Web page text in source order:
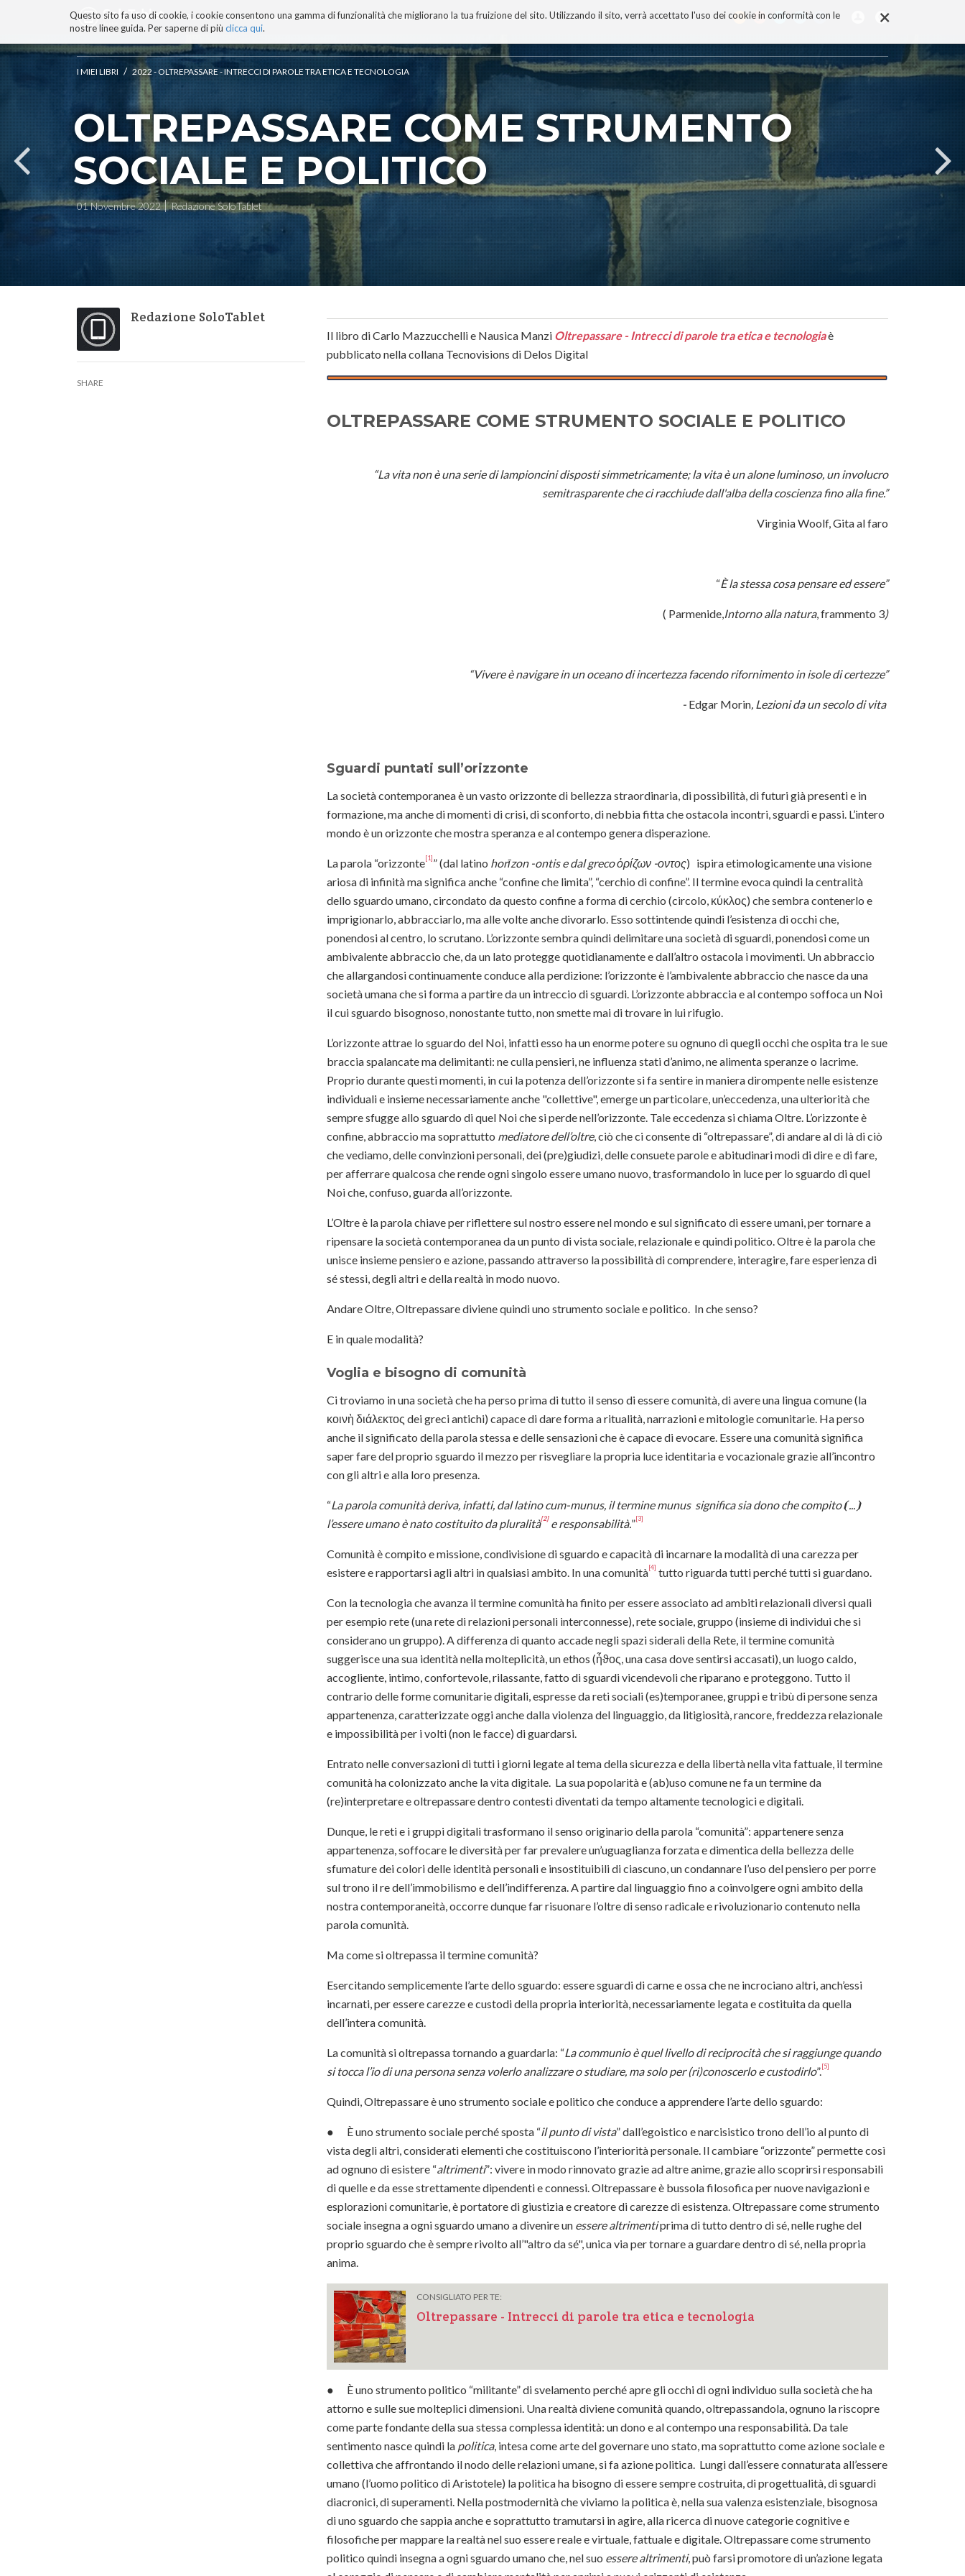
×
Questo sito fa uso di cookie, i cookie consentono una gamma di funzionalità che migliorano la tua fruizione del sito. Utilizzando il sito, verrà accettato l'uso dei cookie in conformità con le
nostre linee guida. Per saperne di più clicca qui.
BLOG TECNOCONSAPEVOLEZZA TECNOBIBLIOGRAFIA I MIEI LIBRI PROGETTO
ai
contenuti.
alla
navigazione
I MIEI LIBRI / 2022 - OLTREPASSARE - INTRECCI DI PAROLE TRA ETICA E TECNOLOGIA
OLTREPASSARE COME STRUMENTO
SOCIALE E POLITICO
01 Novembre 2022 Redazione SoloTablet
Redazione SoloTablet
SHARE
Il libro di Carlo Mazzucchelli e Nausica Manzi Oltrepassare - Intrecci di parole tra etica e tecnologiaè
pubblicato nella collana Tecnovisions di Delos Digital
OLTREPASSARE COME STRUMENTO SOCIALE E POLITICO
“La vita non è una serie di lampioncini disposti simmetricamente; la vita è un alone luminoso, un involucro
semitrasparente che ci racchiude dall'alba della coscienza fino alla fine.”
Virginia Woolf, Gita al faro
“È la stessa cosa pensare ed essere”
( Parmenide,Intorno alla natura, frammento 3)
“Vivere è navigare in un oceano di incertezza facendo rifornimento in isole di certezze”
- Edgar Morin, Lezioni da un secolo di vita
Sguardi puntati sull’orizzonte
La società contemporanea è un vasto orizzonte di bellezza straordinaria, di possibilità, di futuri già presenti e in
formazione, ma anche di momenti di crisi, di sconforto, di nebbia fitta che ostacola incontri, sguardi e passi. L’intero
mondo è un orizzonte che mostra speranza e al contempo genera disperazione.
La parola “orizzonte[1]” (dal latino horīzon -ontis e dal grecoὁρίζων -οντος) ispira etimologicamente una visione
ariosa di infinità ma significa anche “confine che limita”, “cerchio di confine”. Il termine evoca quindi la centralità
dello sguardo umano, circondato da questo confine a forma di cerchio (circolo, κύκλος) che sembra contenerlo e
imprigionarlo, abbracciarlo, ma alle volte anche divorarlo. Esso sottintende quindi l’esistenza di occhi che,
ponendosi al centro, lo scrutano. L’orizzonte sembra quindi delimitare una società di sguardi, ponendosi come un
ambivalente abbraccio che, da un lato protegge quotidianamente e dall’altro ostacola i movimenti. Un abbraccio
che allargandosi continuamente conduce alla perdizione: l’orizzonte è l’ambivalente abbraccio che nasce da una
società umana che si forma a partire da un intreccio di sguardi. L’orizzonte abbraccia e al contempo soffoca un Noi
il cui sguardo bisognoso, nonostante tutto, non smette mai di trovare in lui rifugio.
L’orizzonte attrae lo sguardo del Noi, infatti esso ha un enorme potere su ognuno di quegli occhi che ospita tra le sue
braccia spalancate ma delimitanti: ne culla pensieri, ne influenza stati d’animo, ne alimenta speranze o lacrime.
Proprio durante questi momenti, in cui la potenza dell’orizzonte si fa sentire in maniera dirompente nelle esistenze
individuali e insieme necessariamente anche "collettive", emerge un particolare, un’eccedenza, una ulteriorità che
sempre sfugge allo sguardo di quel Noi che si perde nell’orizzonte. Tale eccedenza si chiama Oltre. L’orizzonte è
confine, abbraccio ma soprattutto mediatore dell’oltre, ciò che ci consente di “oltrepassare”, di andare al di là di ciò
che vediamo, delle convinzioni personali, dei (pre)giudizi, delle consuete parole e abitudinari modi di dire e di fare,
per afferrare qualcosa che rende ogni singolo essere umano nuovo, trasformandolo in luce per lo sguardo di quel
Noi che, confuso, guarda all’orizzonte.
L’Oltre è la parola chiave per riflettere sul nostro essere nel mondo e sul significato di essere umani, per tornare a
ripensare la società contemporanea da un punto di vista sociale, relazionale e quindi politico. Oltre è la parola che
unisce insieme pensiero e azione, passando attraverso la possibilità di comprendere, interagire, fare esperienza di
sé stessi, degli altri e della realtà in modo nuovo.
Andare Oltre, Oltrepassare diviene quindi uno strumento sociale e politico. In che senso?
E in quale modalità?
Voglia e bisogno di comunità
Ci troviamo in una società che ha perso prima di tutto il senso di essere comunità, di avere una lingua comune (la
κοινὴ διάλεκτος dei greci antichi) capace di dare forma a ritualità, narrazioni e mitologie comunitarie. Ha perso
anche il significato della parola stessa e delle sensazioni che è capace di evocare. Essere una comunità significa
saper fare del proprio sguardo il mezzo per risvegliare la propria luce identitaria e vocazionale grazie all’incontro
con gli altri e alla loro presenza.
“La parola comunità deriva, infatti, dal latino cum-munus, il termine munus significa sia dono che compito⦗... ⦘
l’essere umano è nato costituito da pluralità[2] e responsabilità.”[3]
Comunità è compito e missione, condivisione di sguardo e capacità di incarnare la modalità di una carezza per
esistere e rapportarsi agli altri in qualsiasi ambito. In una comunità[4] tutto riguarda tutti perché tutti si guardano.
Con la tecnologia che avanza il termine comunità ha finito per essere associato ad ambiti relazionali diversi quali
per esempio rete (una rete di relazioni personali interconnesse​​), rete sociale, gruppo (insieme di individui che si
considerano un gruppo). A differenza di quanto accade negli spazi siderali della Rete, il termine comunità
suggerisce una sua identità nella molteplicità, un ethos (ἦϑος, una casa dove sentirsi accasati), un luogo caldo,
accogliente, intimo, confortevole, rilassante, fatto di sguardi vicendevoli che riparano e proteggono. Tutto il
contrario delle forme comunitarie digitali, espresse da reti sociali (es)temporanee, gruppi e tribù di persone senza
appartenenza, caratterizzate oggi anche dalla violenza del linguaggio, da litigiosità, rancore, freddezza relazionale
e impossibilità per i volti (non le facce) di guardarsi.
Entrato nelle conversazioni di tutti i giorni legate al tema della sicurezza e della libertà nella vita fattuale, il termine
comunità ha colonizzato anche la vita digitale. La sua popolarità e (ab)uso comune ne fa un termine da
(re)interpretare e oltrepassare dentro contesti diventati da tempo altamente tecnologici e digitali.
Dunque, le reti e i gruppi digitali trasformano il senso originario della parola “comunità”: appartenere senza
appartenenza, soffocare le diversità per far prevalere un’uguaglianza forzata e dimentica della bellezza delle
sfumature dei colori delle identità personali e insostituibili di ciascuno, un condannare l’uso del pensiero per porre
sul trono il re dell’immobilismo e dell’indifferenza. A partire dal linguaggio fino a coinvolgere ogni ambito della
nostra contemporaneità, occorre dunque far risuonare l’oltre di senso radicale e rivoluzionario contenuto nella
parola comunità.
Ma come si oltrepassa il termine comunità?
Esercitando semplicemente l’arte dello sguardo: essere sguardi di carne e ossa che ne incrociano altri, anch’essi
incarnati, per essere carezze e custodi della propria interiorità, necessariamente legata e costituita da quella
dell’intera comunità.
La comunità si oltrepassa tornando a guardarla: “La communio è quel livello di reciprocità che si raggiunge quando
si tocca l’io di una persona senza volerlo analizzare o studiare, ma solo per (ri)conoscerlo e custodirlo”.[5]
Quindi, Oltrepassare è uno strumento sociale e politico che conduce a apprendere l’arte dello sguardo:
● È uno strumento sociale perché sposta “il punto di vista” dall’egoistico e narcisistico trono dell’io al punto di
vista degli altri, considerati elementi che costituiscono l’interiorità personale. Il cambiare “orizzonte” permette così
ad ognuno di esistere “altrimenti”: vivere in modo rinnovato grazie ad altre anime, grazie allo scoprirsi responsabili
di quelle e da esse strettamente dipendenti e connessi. Oltrepassare è bussola filosofica per nuove navigazioni e
esplorazioni comunitarie, è portatore di giustizia e creatore di carezze di esistenza. Oltrepassare come strumento
sociale insegna a ogni sguardo umano a divenire un essere altrimentiprima di tutto dentro di sé, nelle rughe del
proprio sguardo che è sempre rivolto all’"altro da sé", unica via per tornare a guardare dentro di sé, nella propria
anima.
CONSIGLIATO PER TE:
Oltrepassare - Intrecci di parole tra etica e tecnologia
● È uno strumento politico “militante” di svelamento perché apre gli occhi di ogni individuo sulla società che ha
attorno e sulle sue molteplici dimensioni. Una realtà diviene comunità quando, oltrepassandola, ognuno la riscopre
come parte fondante della sua stessa complessa identità: un dono e al contempo una responsabilità. Da tale
sentimento nasce quindi la politica, intesa come arte del governare uno stato, ma soprattutto come azione sociale e
collettiva cheaffrontando il nodo delle relazioni umane, si fa azione politica. Lungi dall’essere connaturata all’essere
umano (l’uomo politico di Aristotele) la politica ha bisogno di essere sempre costruita, di progettualità, di sguardi
diacronici, di superamenti. Nella postmodernità che viviamo la politica è, nella sua valenza esistenziale, bisognosa
di uno sguardo che sappia anche e soprattutto tramutarsi in agire, alla ricerca di nuove categorie cognitive e
filosofiche per mappare la realtà nel suo essere reale e virtuale, fattuale e digitale. Oltrepassare come strumento
politico quindi insegna a ogni sguardo umano che, nel suo essere altrimenti, può farsi promotore di un’azione legata